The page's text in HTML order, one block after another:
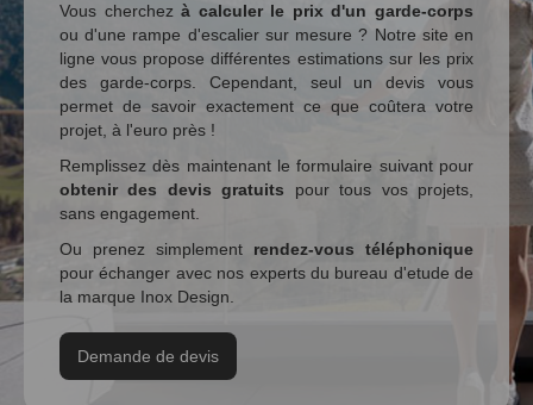
Vous cherchezà calculer le prix d'un garde-corps
ou d'une rampe d'escalier sur mesure ? Notre site en
ligne vous propose différentes estimations sur les prix
des garde-corps. Cependant, seul un devis vous
permet de savoir exactement ce que coûtera votre
projet, à l'euro près !
Remplissez dès maintenant le formulaire suivant pour
obtenir des devis gratuits pour tous vos projets,
sans engagement.
Ou prenez simplement rendez-vous téléphonique
pour échanger avec nos experts du bureau d'etude de
la marque Inox Design.
Demande de devis